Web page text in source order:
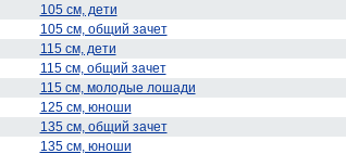
105 см, дети
105 см, общий зачет
115 см, дети
115 см, общий зачет
115 см, молодые лошади
125 см, юноши
135 см, общий зачет
135 см, юноши